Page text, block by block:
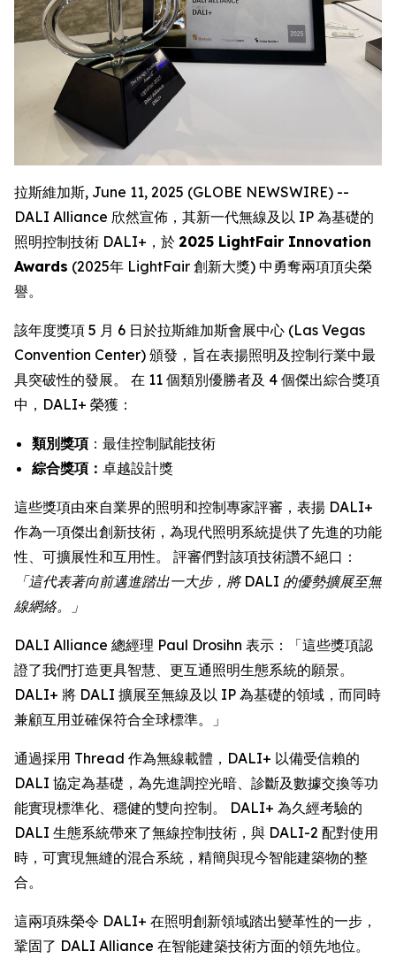
拉斯維加斯, June 11, 2025 (GLOBE NEWSWIRE) --
DALI Alliance 欣然宣佈，其新一代無線及以 IP 為基礎的
照明控制技術 DALI+，於 2025 LightFair Innovation
Awards (2025年 LightFair 創新大獎) 中勇奪兩項頂尖榮
譽。
該年度獎項 5 月 6 日於拉斯維加斯會展中心 (Las Vegas
Convention Center) 頒發，旨在表揚照明及控制行業中最
具突破性的發展。 在 11 個類別優勝者及 4 個傑出綜合獎項
中，DALI+ 榮獲：
類別獎項 ：最佳控制賦能技術
綜合獎項： 卓越設計獎
這些獎項由來自業界的照明和控制專家評審，表揚 DALI+
作為一項傑出創新技術，為現代照明系統提供了先進的功能
性、可擴展性和互用性。 評審們對該項技術讚不絕口：
「這代表著向前邁進踏出一大步，將 DALI 的優勢擴展至無
線網絡。」
DALI Alliance 總經理 Paul Drosihn 表示：「這些獎項認
證了我們打造更具智慧、更互通照明生態系統的願景。
DALI+ 將 DALI 擴展至無線及以 IP 為基礎的領域，而同時
兼顧互用並確保符合全球標準。」
通過採用 Thread 作為無線載體，DALI+ 以備受信賴的
DALI 協定為基礎，為先進調控光暗、診斷及數據交換等功
能實現標準化、穩健的雙向控制。 DALI+ 為久經考驗的
DALI 生態系統帶來了無線控制技術，與 DALI-2 配對使用
時，可實現無縫的混合系統，精簡與現今智能建築物的整
合。
這兩項殊榮令 DALI+ 在照明創新領域踏出變革性的一步，
鞏固了 DALI Alliance 在智能建築技術方面的領先地位。